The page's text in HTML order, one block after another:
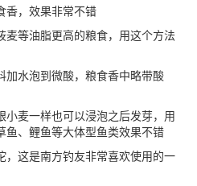
香，效果非常不错
麦等油脂更高的粮食，用这个方法
加水泡到微酸，粮食香中略带酸
麦一样也可以浸泡之后发芽，用
鱼、鲤鱼等大体型鱼类效果不错
，这是南方钓友非常喜欢使用的一